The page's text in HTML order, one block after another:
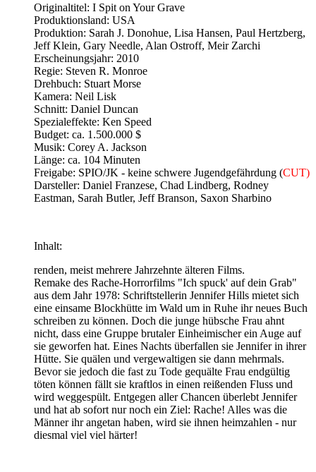
Originaltitel: I Spit on Your Grave
Produktionsland: USA
Produktion: Sarah J. Donohue, Lisa Hansen, Paul Hertzberg,
Jeff Klein, Gary Needle, Alan Ostroff, Meir Zarchi
Erscheinungsjahr: 2010
Regie: Steven R. Monroe
Drehbuch: Stuart Morse
Kamera: Neil Lisk
Schnitt: Daniel Duncan
Spezialeffekte: Ken Speed
Budget: ca. 1.500.000 $
Musik: Corey A. Jackson
Länge: ca. 104 Minuten
Freigabe: SPIO/JK - keine schwere Jugendgefährdung (CUT)
Darsteller: Daniel Franzese, Chad Lindberg, Rodney
Eastman, Sarah Butler, Jeff Branson, Saxon Sharbino
Inhalt:
renden, meist mehrere Jahrzehnte älteren Films.
Remake des Rache-Horrorfilms "Ich spuck' auf dein Grab"
aus dem Jahr 1978: Schriftstellerin Jennifer Hills mietet sich
eine einsame Blockhütte im Wald um in Ruhe ihr neues Buch
schreiben zu können. Doch die junge hübsche Frau ahnt
nicht, dass eine Gruppe brutaler Einheimischer ein Auge auf
sie geworfen hat. Eines Nachts überfallen sie Jennifer in ihrer
Hütte. Sie quälen und vergewaltigen sie dann mehrmals.
Bevor sie jedoch die fast zu Tode gequälte Frau endgültig
töten können fällt sie kraftlos in einen reißenden Fluss und
wird weggespült. Entgegen aller Chancen überlebt Jennifer
und hat ab sofort nur noch ein Ziel: Rache! Alles was die
Männer ihr angetan haben, wird sie ihnen heimzahlen - nur
diesmal viel viel härter!